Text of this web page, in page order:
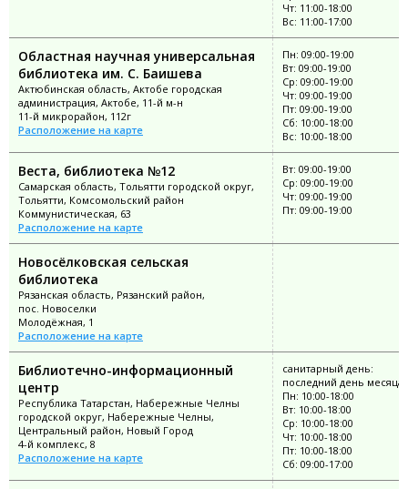
Чт: 11:00-18:00
Вс: 11:00-17:00
Областная научная универсальная
библиотека им. С. Баишева
Актюбинская область, Актобе городская
администрация, Актобе, 11-й м-н
11-й микрорайон, 112г
Расположение на карте
Пн: 09:00-19:00
Вт: 09:00-19:00
Ср: 09:00-19:00
Чт: 09:00-19:00
Пт: 09:00-19:00
Сб: 10:00-18:00
Вс: 10:00-18:00
Веста, библиотека №12
Самарская область, Тольятти городской округ,
Тольятти, Комсомольский район
Коммунистическая, 63
Расположение на карте
Вт: 09:00-19:00
Ср: 09:00-19:00
Чт: 09:00-19:00
Пт: 09:00-19:00
Новосёлковская сельская
библиотека
Рязанская область, Рязанский район,
пос. Новоселки
Молодёжная, 1
Расположение на карте
Библиотечно-информационный
центр
Республика Татарстан, Набережные Челны
городской округ, Набережные Челны,
Центральный район, Новый Город
4-й комплекс, 8
Расположение на карте
санитарный день:
последний день месяца
Пн: 10:00-18:00
Вт: 10:00-18:00
Ср: 10:00-18:00
Чт: 10:00-18:00
Пт: 10:00-18:00
Сб: 09:00-17:00